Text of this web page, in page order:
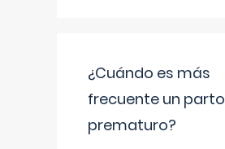
¿Cuándo es más
frecuente un parto
prematuro?